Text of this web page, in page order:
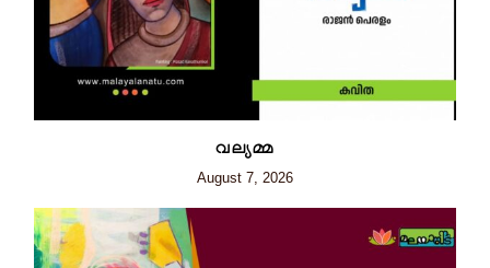
വല്യമ്മ
August 7, 2026